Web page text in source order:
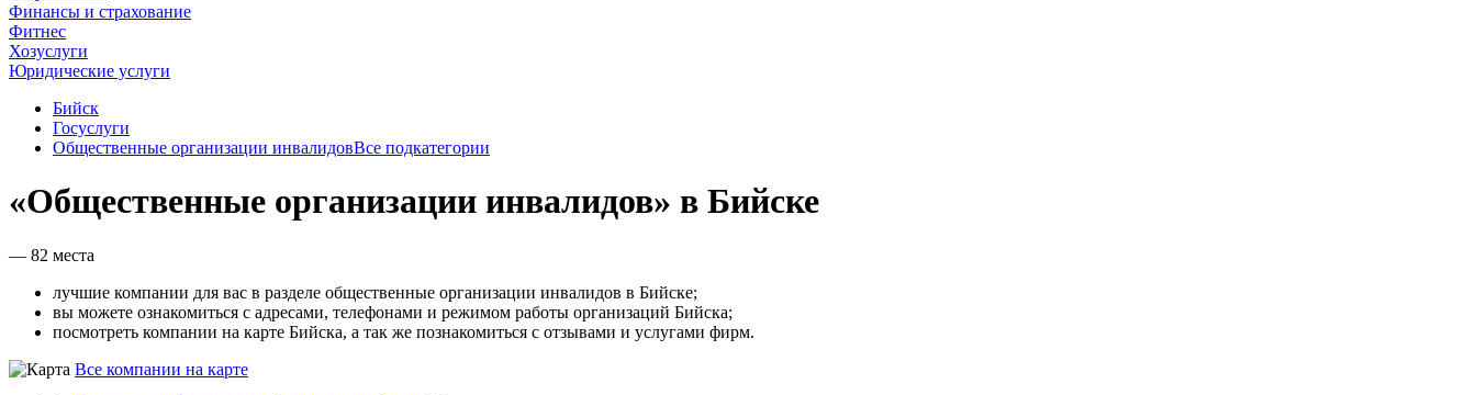
Финансы и страхование
Фитнес
Хозуслуги
Юридические услуги
Бийск
Госуслуги
Общественные организации инвалидовВсе подкатегории
«Общественные организации инвалидов» в Бийске
— 82 места
лучшие компании для вас в разделе общественные организации инвалидов в Бийске;
вы можете ознакомиться с адресами, телефонами и режимом работы организаций Бийска;
посмотреть компании на карте Бийска, а так же познакомиться с отзывами и услугами фирм.
Все компании на карте